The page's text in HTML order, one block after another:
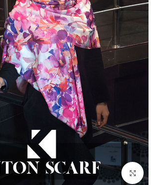
بزرگنمایی تصویر